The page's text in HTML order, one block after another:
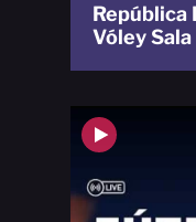
República
Vóley